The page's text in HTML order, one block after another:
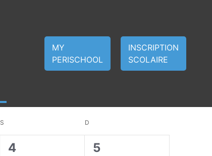
MY
PERISCHOOL
INSCRIPTION
SCOLAIRE
par
de
S D
2
4
0
5